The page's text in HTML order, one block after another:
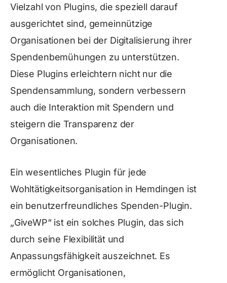
Vielzahl von Plugins, die speziell darauf
ausgerichtet sind, gemeinnützige
Organisationen bei der Digitalisierung ihrer
Spendenbemühungen zu unterstützen.
Diese Plugins erleichtern nicht nur die
Spendensammlung, sondern verbessern
auch die Interaktion mit Spendern und
steigern die Transparenz der
Organisationen.
Ein wesentliches Plugin für jede
Wohltätigkeitsorganisation in Hemdingen ist
ein benutzerfreundliches Spenden-Plugin.
„GiveWP“ ist ein solches Plugin, das sich
durch seine Flexibilität und
Anpassungsfähigkeit auszeichnet. Es
ermöglicht Organisationen,